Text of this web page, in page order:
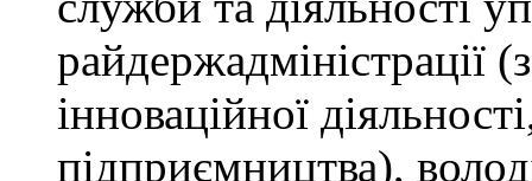
райдержадміністрації
інноваційної
підприємництва),